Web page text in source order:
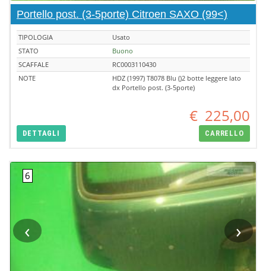
Portello post. (3-5porte) Citroen SAXO (99<)
TIPOLOGIA
Usato
STATO
Buono
SCAFFALE
RC0003110430
NOTE
HDZ (1997) T8078 Blu ()2 botte leggere lato
dx Portello post. (3-5porte)
€ 225,00
DETTAGLI CARRELLO
‹ ›